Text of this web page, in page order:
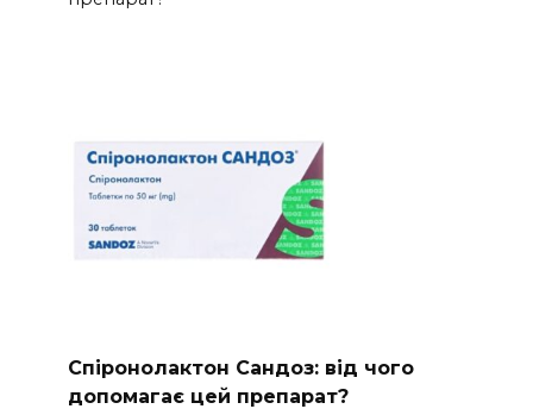
Спіронолактон Сандоз: від чого
допомагає цей препарат?